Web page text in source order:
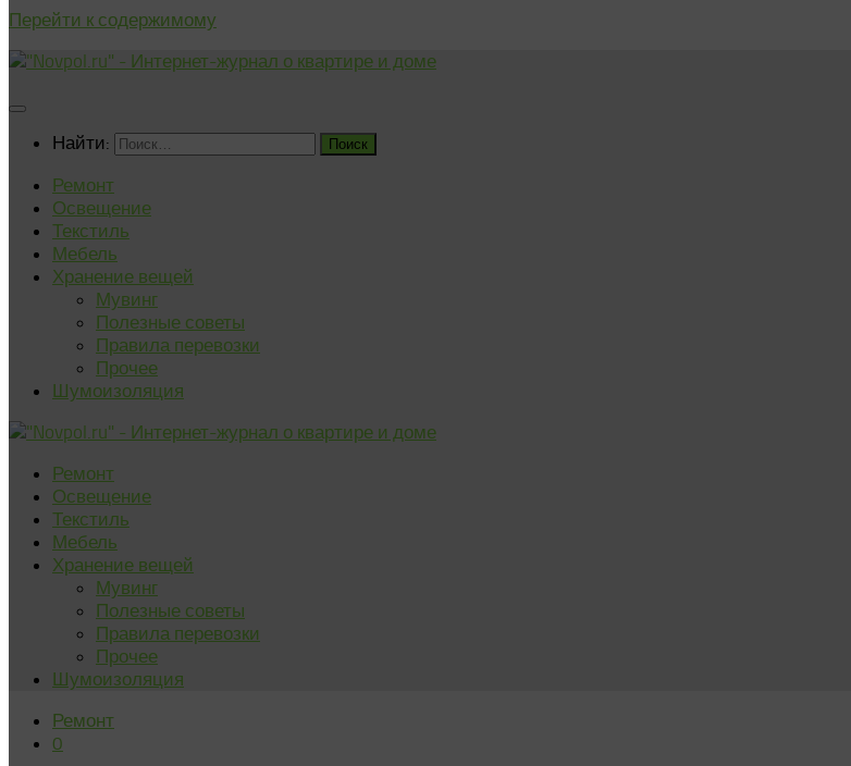
Перейти к содержимому
Найти:
Ремонт
Освещение
Текстиль
Мебель
Хранение вещей
Мувинг
Полезные советы
Правила перевозки
Прочее
Шумоизоляция
Ремонт
Освещение
Текстиль
Мебель
Хранение вещей
Мувинг
Полезные советы
Правила перевозки
Прочее
Шумоизоляция
Ремонт
0